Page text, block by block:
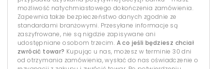
możliwość natychmiastowego dokończenia zamówienia.
Zapewnia także bezpieczeństwo danych zgodnie ze
standardami branżowymi. Przesyłane informacje są
zaszyfrowane, nie są nigdzie zapisywane ani
udostępniane osobom trzecim. A co jeśli będziesz chciał
zwrócić towar? Kupując u nas, możesz w terminie 30 dni
od otrzymania zamówienia, wysłać do nas oświadczenie o